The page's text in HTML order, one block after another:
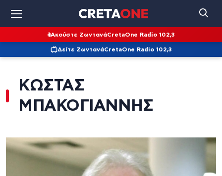
Ακούστε ΖωντανάCretaOne Radio 102,3
Δείτε ΖωντανάCretaOne Radio 102,3
ΚΩΣΤΑΣ
ΜΠΑΚΟΓΙΑΝΝΗΣ